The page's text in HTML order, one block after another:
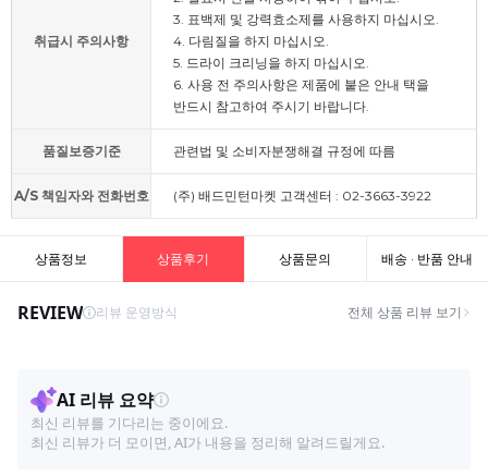
취급시 주의사항
3. 표백제 및 강력효소제를 사용하지 마십시오.
4. 다림질을 하지 마십시오.
5. 드라이 크리닝을 하지 마십시오.
6. 사용 전 주의사항은 제품에 붙은 안내 택을
반드시 참고하여 주시기 바랍니다.
품질보증기준 관련법 및 소비자분쟁해결 규정에 따름
A/S 책임자와 전화번호 (주) 배드민턴마켓 고객센터 : 02-3663-3922
상품정보 상품후기 상품문의 배송 · 반품 안내